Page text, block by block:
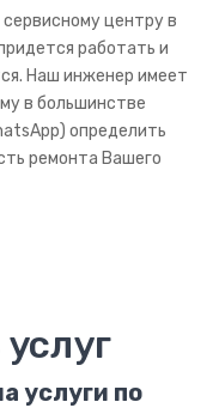
центру в
работать и
Наш инженер имеет
в большинстве
определить
ремонта Вашего
услуги по